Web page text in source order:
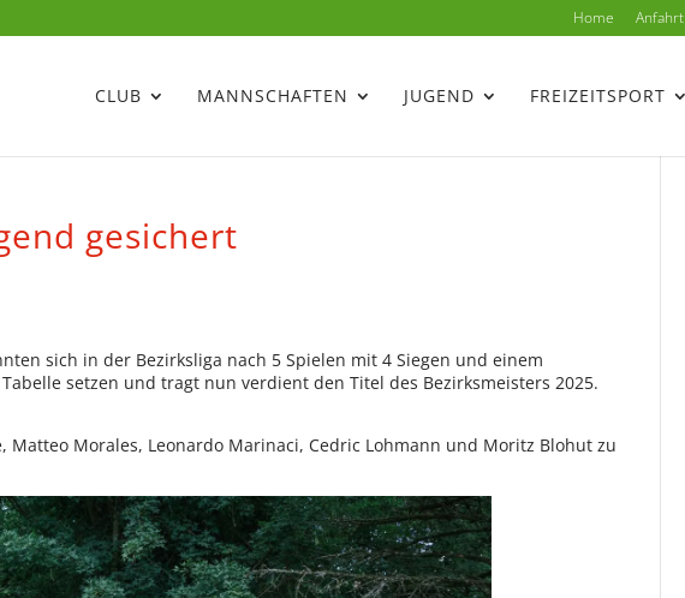
Home Anfahrt
CLUB MANNSCHAFTEN JUGEND FREIZEITSPORT
gesichert
sich in der Bezirksliga nach 5 Spielen mit 4 Siegen und einem
setzen und tragt nun verdient den Titel des Bezirksmeisters 2025.
Matteo Morales, Leonardo Marinaci, Cedric Lohmann und Moritz Blohut zu